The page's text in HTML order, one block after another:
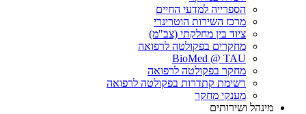
הספרייה למדעי החיים
מרכז השירות הוטרינרי
ציוד בין מחלקתי (צב"מ)
מחקרים בפקולטה לרפואה
BioMed @ TAU
מחקר בפקולטה לרפואה
רשימת קתדרות בפקולטה לרפואה
מענקי מחקר
מינהל ושירותים